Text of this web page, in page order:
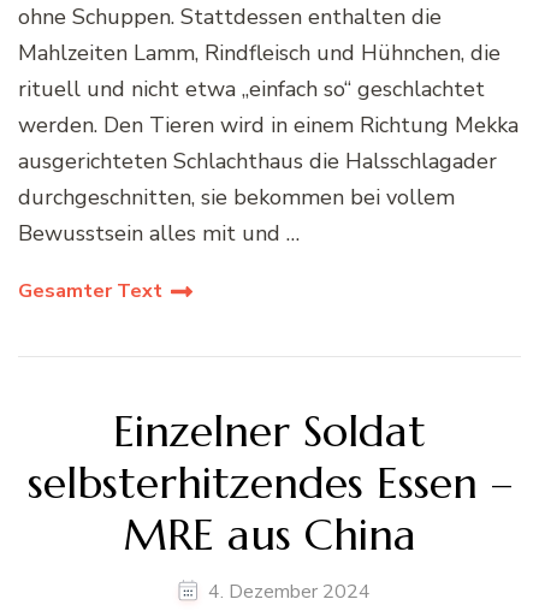
ohne Schuppen. Stattdessen enthalten die
Mahlzeiten Lamm, Rindfleisch und Hühnchen, die
rituell und nicht etwa „einfach so“ geschlachtet
werden. Den Tieren wird in einem Richtung Mekka
ausgerichteten Schlachthaus die Halsschlagader
durchgeschnitten, sie bekommen bei vollem
Bewusstsein alles mit und …
Gesamter Text
Einzelner Soldat
selbsterhitzendes Essen –
MRE aus China
4. Dezember 2024